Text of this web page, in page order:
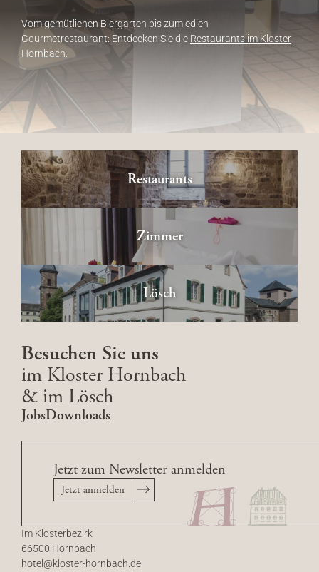
Vom gemütlichen Biergarten bis zum edlen
Gourmetrestaurant: Entdecken Sie die Restaurants im Kloster
Hornbach
Restaurants
Zimmer
Lösch
Besuchen Sie uns
im Kloster Hornbach
& im Lösch
JobsDownloads
Im Klosterbezirk
66500 Hornbach
hotel@kloster-hornbach. de
Jetzt zum Newsletter anmelden
Jetzt anmelden